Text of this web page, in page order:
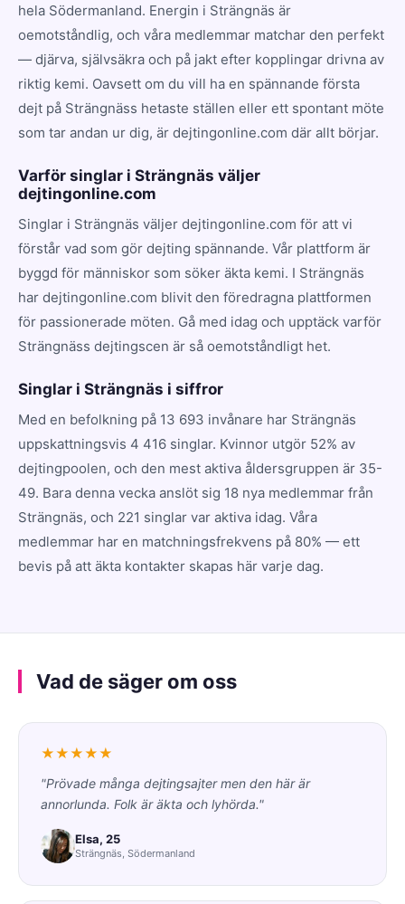
hela Södermanland. Energin i Strängnäs är
oemotståndlig, och våra medlemmar matchar den perfekt
— djärva, självsäkra och på jakt efter kopplingar drivna av
riktig kemi. Oavsett om du vill ha en spännande första
dejt på Strängnäss hetaste ställen eller ett spontant möte
som tar andan ur dig, är dejtingonline.com där allt börjar.
Varför singlar i Strängnäs väljer
dejtingonline.com
Singlar i Strängnäs väljer dejtingonline.com för att vi
förstår vad som gör dejting spännande. Vår plattform är
byggd för människor som söker äkta kemi. I Strängnäs
har dejtingonline.com blivit den föredragna plattformen
för passionerade möten. Gå med idag och upptäck varför
Strängnäss dejtingscen är så oemotståndligt het.
Singlar i Strängnäs i siffror
Med en befolkning på 13 693 invånare har Strängnäs
uppskattningsvis 4 416 singlar. Kvinnor utgör 52% av
dejtingpoolen, och den mest aktiva åldersgruppen är 35-
49. Bara denna vecka anslöt sig 18 nya medlemmar från
Strängnäs, och 221 singlar var aktiva idag. Våra
medlemmar har en matchningsfrekvens på 80% — ett
bevis på att äkta kontakter skapas här varje dag.
Vad de säger om oss
★★★★★
"Prövade många dejtingsajter men den här är
annorlunda. Folk är äkta och lyhörda."
Elsa, 25
Strängnäs, Södermanland